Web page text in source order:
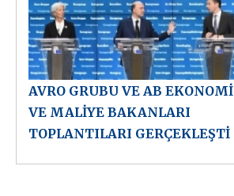
AVRO GRUBU VE AB EKONOMİ
VE MALİYE BAKANLARI
TOPLANTILARI GERÇEKLEŞTİ